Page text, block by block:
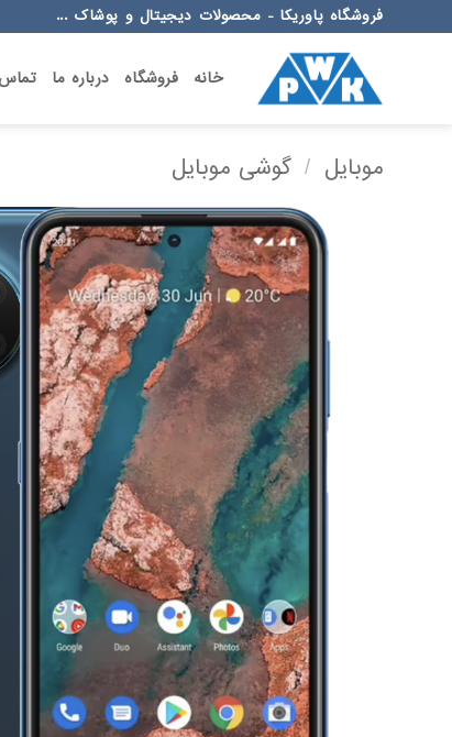
to
فروشگاه پاوریکا - محصولات دیجیتال و پوشاک ...
خانه فروشگاه درباره ما
موبایل / گوشی موبایل